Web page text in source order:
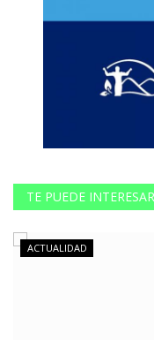
TE PUEDE INTERESAR
ACTUALIDAD